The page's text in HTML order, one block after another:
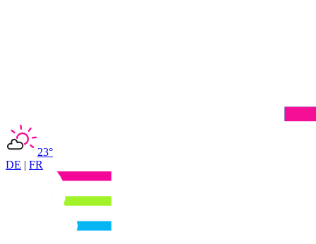
23°
DE | FR